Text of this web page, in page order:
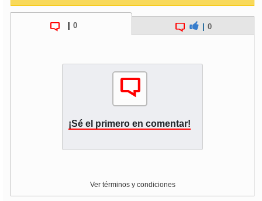
0 0
¡Sé el primero en comentar!
Ver términos y condiciones